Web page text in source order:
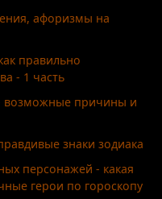
афоризмы на
правильно
- 1 часть
возможные причины и
знаки зодиака
персонажей - какая
герои по гороскопу